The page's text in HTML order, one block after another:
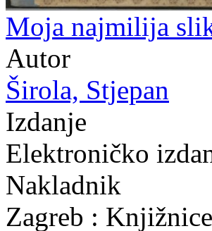
Moja najmilija
Autor
Širola, Stjepan
Izdanje
Elektroničko
Nakladnik
Zagreb :